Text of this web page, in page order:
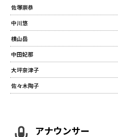
佐塚崇恭
中川悠
横山岳
中田妃那
大坪奈津子
佐々木陶子
アナウンサー